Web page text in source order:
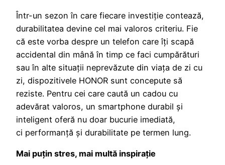
Într-un sezon în care fiecare investiție contează,
durabilitatea devine cel mai valoros criteriu. Fie
că este vorba despre un telefon care îți scapă
accidental din mână în timp ce faci cumpărături
sau în alte situații neprevăzute din viața de zi cu
zi, dispozitivele HONOR sunt concepute să
reziste. Pentru cei care caută un cadou cu
adevărat valoros, un smartphone durabil și
inteligent oferă nu doar bucurie imediată,
ci performanță și durabilitate pe termen lung.
Mai puțin stres, mai multă inspirație